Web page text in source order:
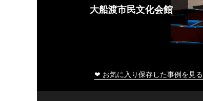
大船渡市民文化会館
❤ お気に入り保存した事例を見る